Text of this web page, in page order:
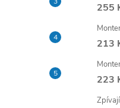
r
a
n
255
213
223